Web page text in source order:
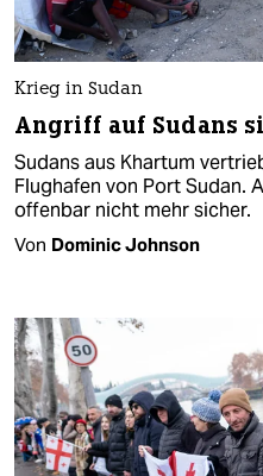
Krieg in Sudan
Angriff auf Sudans
Sudans aus Khartum
Flughafen von Port Sudan.
offenbar nicht mehr sicher.
Von Dominic Johnson